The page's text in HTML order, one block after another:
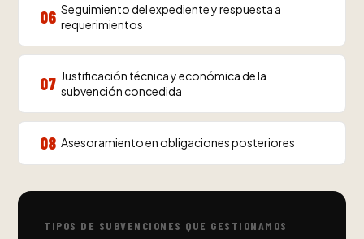
06 Seguimiento del expediente y respuesta a
requerimientos
07 Justificación técnica y económica de la
subvención concedida
08 Asesoramiento en obligaciones posteriores
TIPOS DE SUBVENCIONES QUE GESTIONAMOS